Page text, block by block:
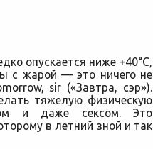
опускается ниже +40°С,
с жарой — это ничего не
sir («Завтра, сэр»).
тяжелую физическую
и даже сексом. Это
в летний зной и так